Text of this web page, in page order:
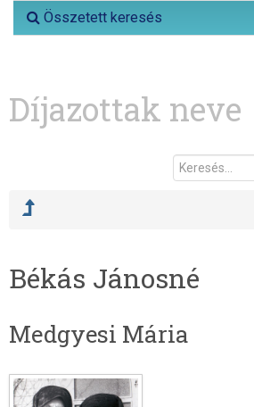
Összetett keresés
Díjazottak neve
Békás Jánosné
Medgyesi Mária